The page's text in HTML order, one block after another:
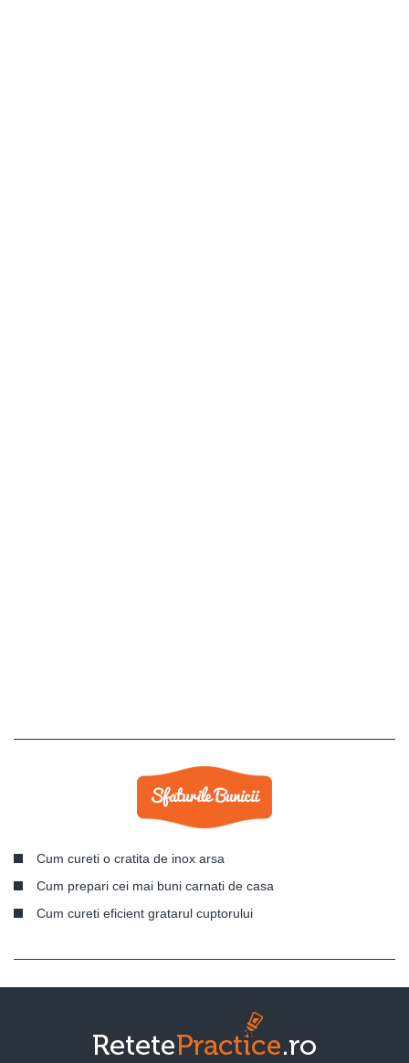
Cum cureti o cratita de inox arsa
Cum prepari cei mai buni carnati de casa
Cum cureti eficient gratarul cuptorului